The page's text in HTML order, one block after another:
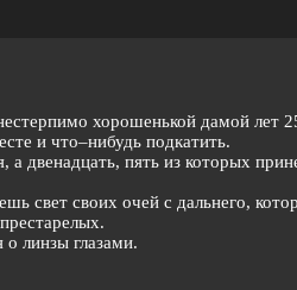
хорошенькой дамой лет
и что–нибудь подкатить.
двенадцать, пять из которых
свет своих очей с дальнего,
линзы глазами.